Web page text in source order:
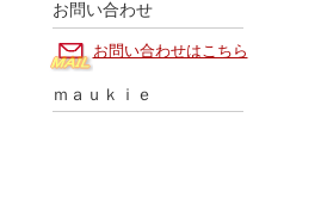
お問い合わせ
お問い合わせはこちら
ｍａｕｋｉｅ